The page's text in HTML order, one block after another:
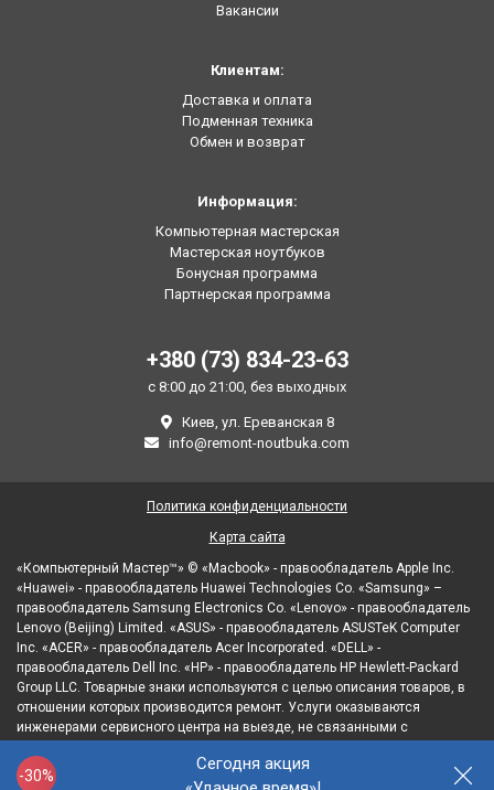
-30%
Сегодня акция
Вакансии
Клиентам:
Доставка и оплата
Подменная техника
Обмен и возврат
Информация:
Компьютерная мастерская
Мастерская ноутбуков
Бонусная программа
Партнерская программа
+380 (73) 834-23-63
с 8:00 до 21:00, без выходных
Киев, ул. Ереванская 8
info@remont-noutbuka.com
«Компьютерный Мастер™» © «Macbook» - правообладатель Apple Inc.
«Huawei» - правообладатель Huawei Technologies Co. «Samsung» –
правообладатель Samsung Electronics Co. «Lenovo» - правообладатель
Lenovo (Beijing) Limited. «ASUS» - правообладатель ASUSTeK Computer
Inc. «ACER» - правообладатель Acer Incorporated. «DELL» -
правообладатель Dell Inc. «HP» - правообладатель HP Hewlett-Packard
Group LLC. Товарные знаки используются с целью описания товаров, в
отношении которых производится ремонт. Услуги оказываются
инженерами сервисного центра на выезде, не связанными с
представителями в отношении товаров, которые уже были введены в
гражданский оборот.
Политика конфиденциальности
Карта сайта